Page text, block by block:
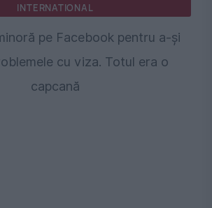
INTERNATIONAL
pe Facebook pentru a-și
cu viza. Totul era o
capcană